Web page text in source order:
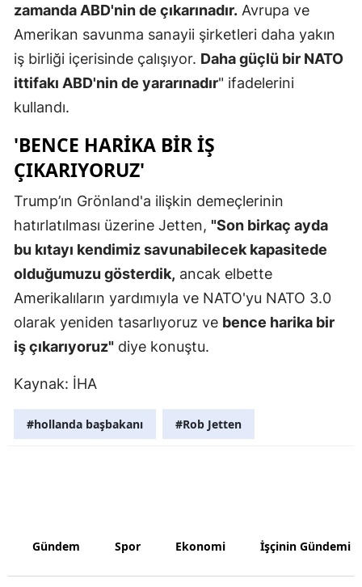
Tokat
Van
Yozgat
Aksaray
Ardahan
zamanda ABD'nin de çıkarınadır. Avrupa ve
Amerikan savunma sanayii şirketleri daha yakın
iş birliği içerisinde çalışıyor. Daha güçlü bir NATO
ittifakı ABD'nin de yararınadır" ifadelerini
kullandı.
'BENCE HARIKA BIR IŞ
ÇIKARIYORUZ'
Trump’ın Grönland'a ilişkin demeçlerinin
hatırlatılması üzerine Jetten, "Son birkaç ayda
bu kıtayı kendimiz savunabilecek kapasitede
olduğumuzu gösterdik, ancak elbette
Amerikalıların yardımıyla ve NATO'yu NATO 3.0
olarak yeniden tasarlıyoruz ve bence harika bir
iş çıkarıyoruz" diye konuştu.
Kaynak: İHA
#hollanda başbakanı #Rob Jetten
Gündem Spor Ekonomi İşçinin Gündemi